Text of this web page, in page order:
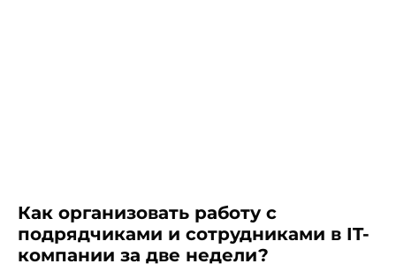
Как организовать работу с
подрядчиками и сотрудниками в IT-
компании за две недели?